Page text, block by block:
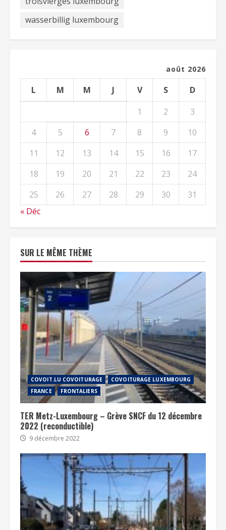
wasserbillig luxembourg
août 2026
L M M J V S
D
1
2
3
4
5 6 7 8 9
10
11
12 13 14 15 16
17
18
19 20 21 22 23
24
25
26 27 28 29 30
31
« Déc
SUR LE MÊME THÈME
COVOIT.LU COVOITURAGE
COVOITURAGE LUXEMBOURG
FRANCE
FRONTALIERS
TER Metz-Luxembourg – Grève SNCF du 12 décembre
2022 (reconductible)
9 décembre 2022